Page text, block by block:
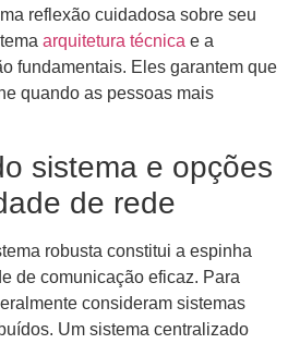
reflexão cuidadosa sobre seu
arquitetura técnica e a
fundamentais. Eles garantem que
quando as pessoas mais
sistema e opções
de rede
robusta constitui a espinha
de comunicação eficaz. Para
consideram sistemas
Um sistema centralizado